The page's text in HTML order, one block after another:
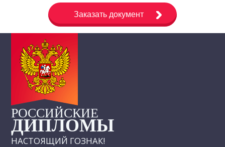
Заказать документ
РОССИЙСКИЕ
ДИПЛОМЫ
НАСТОЯЩИЙ ГОЗНАК!